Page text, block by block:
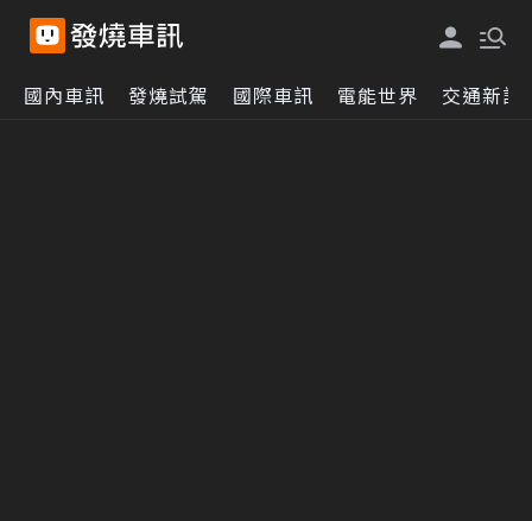
國內車訊 發燒試駕 國際車訊 電能世界 交通新訊